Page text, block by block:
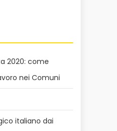
2020: come
nei Comuni
italiano dai